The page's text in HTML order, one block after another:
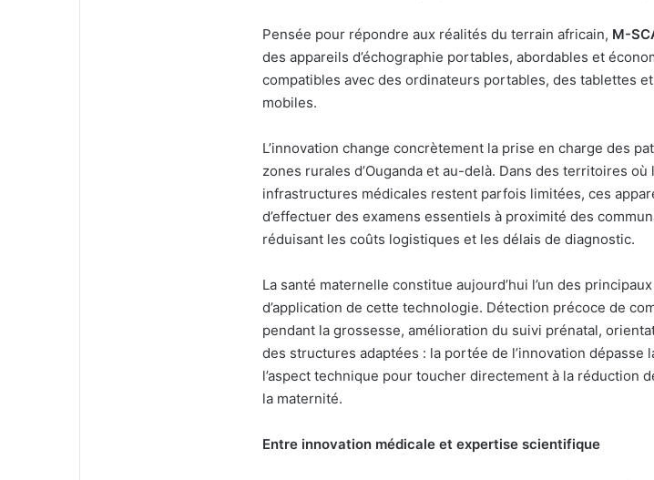
Pensée pour répondre aux réalités du terrain africain, M-
des appareils d’échographie portables, abordables et
compatibles avec des ordinateurs portables, des tablettes
mobiles.
L’innovation change concrètement la prise en charge des
zones rurales d’Ouganda et au-delà. Dans des territoires où
infrastructures médicales restent parfois limitées, ces
d’effectuer des examens essentiels à proximité des
réduisant les coûts logistiques et les délais de diagnostic.
La santé maternelle constitue aujourd’hui l’un des
d’application de cette technologie. Détection précoce de
pendant la grossesse, amélioration du suivi prénatal,
des structures adaptées : la portée de l’innovation dépasse
l’aspect technique pour toucher directement à la réduction
la maternité.
Entre innovation médicale et expertise scientifique